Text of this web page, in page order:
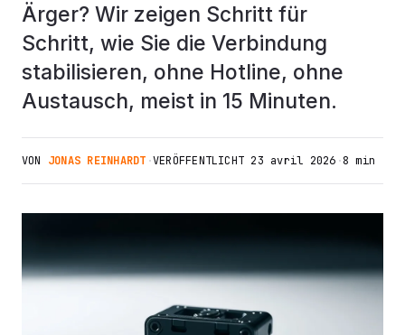
Ärger? Wir zeigen Schritt für
Schritt, wie Sie die Verbindung
stabilisieren, ohne Hotline, ohne
Austausch, meist in 15 Minuten.
VON JONAS REINHARDT ·VERÖFFENTLICHT 23 avril 2026 ·8 min